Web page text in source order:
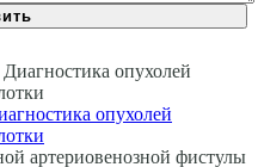
опухолей